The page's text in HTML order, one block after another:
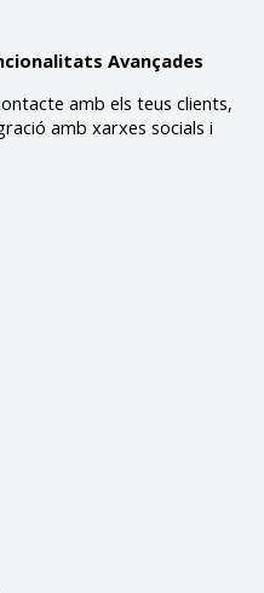
Avançades
amb els teus clients,
amb xarxes socials i